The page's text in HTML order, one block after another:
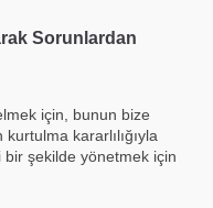
Sorunlardan
için, bunun bize
kararlılığıyla
bir şekilde yönetmek için